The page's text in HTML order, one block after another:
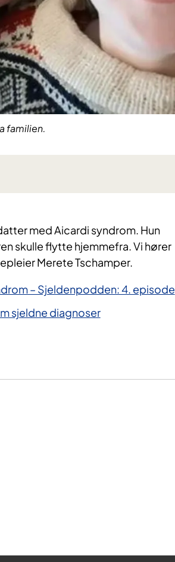
familien.
med Aicardi syndrom. Hun
skulle flytte hjemmefra. Vi hører
Merete Tschamper.
– Sjeldenpodden: 4. episode
sjeldne diagnoser